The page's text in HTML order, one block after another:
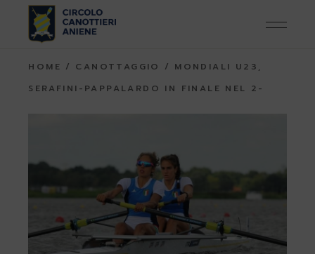
content
HOME CANOTTAGGIO
MONDIALI U23,
SERAFINI-PAPPALARDO IN FINALE NEL 2-